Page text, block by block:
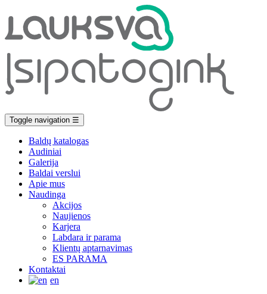
Toggle navigation ☰
Baldų katalogas
Audiniai
Galerija
Baldai verslui
Apie mus
Naudinga
Akcijos
Naujienos
Karjera
Labdara ir parama
Klientų aptarnavimas
ES PARAMA
Kontaktai
en